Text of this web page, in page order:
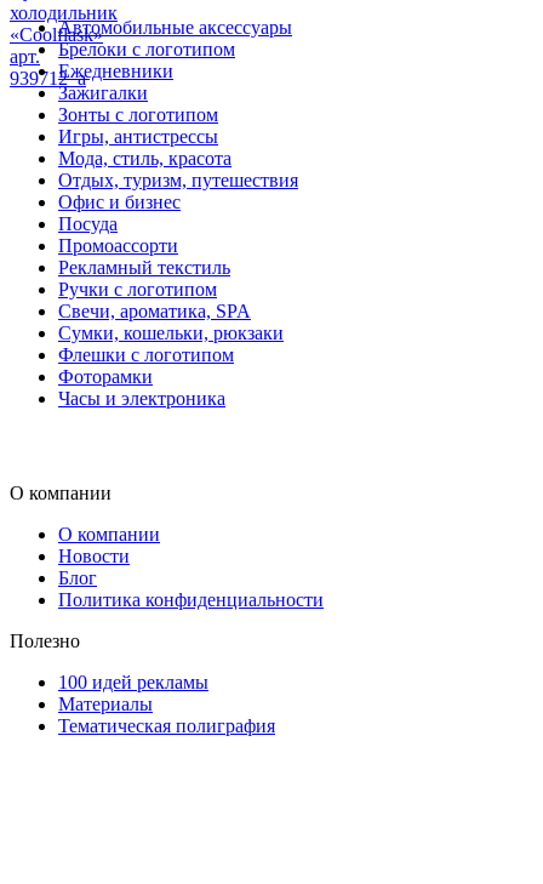
холодильник
«Coolflask»
арт.
939712_a
Автомобильные аксессуары
Брелоки с логотипом
Ежедневники
Зажигалки
Зонты с логотипом
Игры, антистрессы
Мода, стиль, красота
Отдых, туризм, путешествия
Офис и бизнес
Посуда
Промоассорти
Рекламный текстиль
Ручки с логотипом
Свечи, ароматика, SPA
Сумки, кошельки, рюкзаки
Флешки с логотипом
Фоторамки
Часы и электроника
О компании
О компании
Новости
Блог
Политика конфиденциальности
Полезно
100 идей рекламы
Материалы
Тематическая полиграфия